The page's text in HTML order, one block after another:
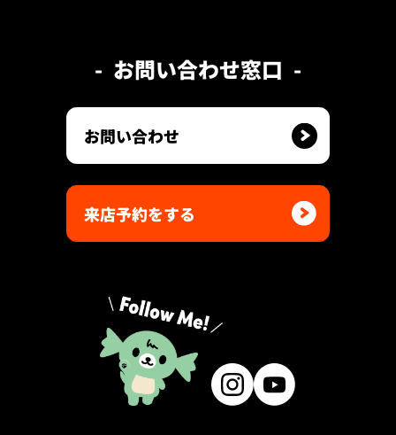
お問い合わせ窓口
お問い合わせ
来店予約をする